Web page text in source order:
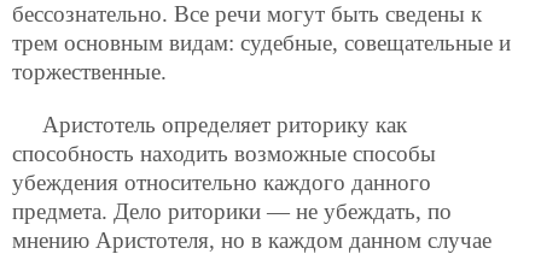
бессознательно. Все речи могут быть сведены к
трем основным видам: судебные, совещательные и
торжественные.
Аристотель определяет риторику как
способность находить возможные способы
убеждения относительно каждого данного
предмета. Дело риторики — не убеждать, по
мнению Аристотеля, но в каждом данном случае